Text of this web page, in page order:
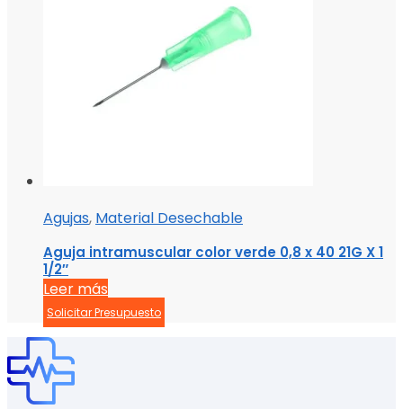
Agujas, Material Desechable
Aguja intramuscular color verde 0,8 x 40 21G X 1
1/2″
Leer más
Solicitar Presupuesto